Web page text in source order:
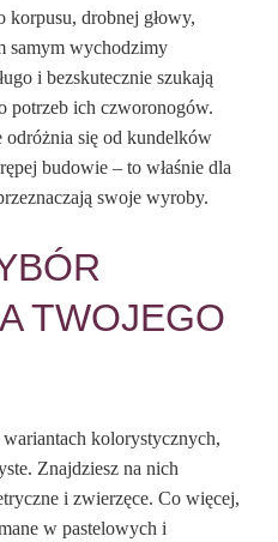
korpusu, drobnej głowy,
samym wychodzimy
i bezskutecznie szukają
potrzeb ich czworonogów.
odróżnia się od kundelków
budowie – to właśnie dla
swoje wyroby.
TWOJEGO
kolorystycznych,
Znajdziesz na nich
i zwierzęce. Co więcej,
w pastelowych i